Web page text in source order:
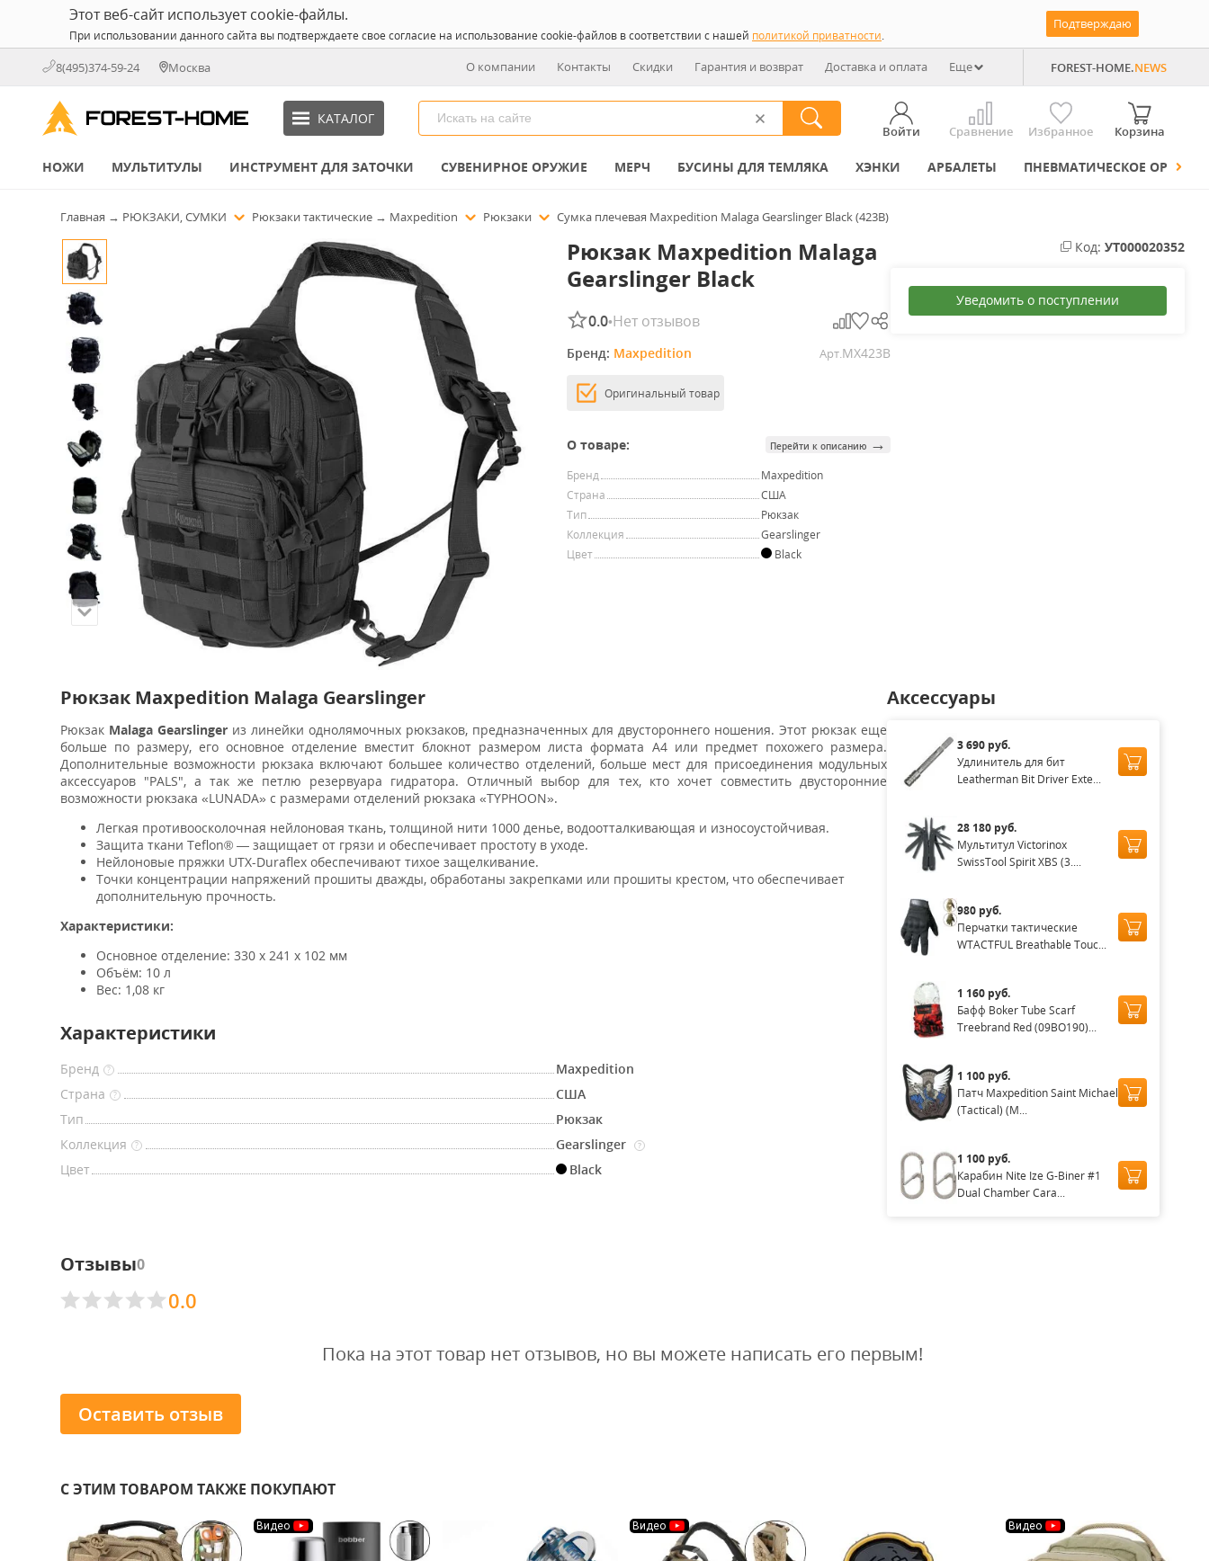
Этот веб-сайт использует cookie-файлы.
При использовании данного сайта вы подтверждаете свое согласие на использование cookie-файлов в соответствии с нашей политикой приватности.
Подтверждаю
8(495)374-59-24 Москва О компании Контакты Скидки Гарантия и возврат Доставка и оплата Еще FOREST-HOME.NEWS
КАТАЛОГ
Войти Сравнение Избранное Корзина
НОЖИ МУЛЬТИТУЛЫ ИНСТРУМЕНТ ДЛЯ ЗАТОЧКИ СУВЕНИРНОЕ ОРУЖИЕ МЕРЧ БУСИНЫ ДЛЯ ТЕМЛЯКА ХЭНКИ АРБАЛЕТЫ ПНЕВМАТИЧЕСКОЕ ОРУЖИЕ
Главная → РЮКЗАКИ, СУМКИ Рюкзаки тактические → Maxpedition Рюкзаки Сумка плечевая Maxpedition Malaga Gearslinger Black (423B)
Рюкзак Maxpedition Malaga
Gearslinger Black
0.0•Нет отзывов
Бренд: Maxpedition Арт.MX423B
Оригинальный товар
О товаре: Перейти к описанию →
Бренд
Maxpedition
Страна
США
Тип
Рюкзак
Коллекция
Gearslinger
Цвет
Black
Код: УТ000020352
Уведомить о поступлении
Рюкзак Maxpedition Malaga Gearslinger
Рюкзак Malaga Gearslingerиз линейки однолямочных рюкзаков, предназначенных для двустороннего ношения. Этот рюкзак еще
больше по размеру, его основное отделение вместит блокнот размером листа формата А4 или предмет похожего размера.
Дополнительные возможности рюкзака включают большее количество отделений, больше мест для присоединения модульных
аксессуаров "PALS", а так же петлю резервуара гидратора. Отличный выбор для тех, кто хочет совместить двусторонние
возможности рюкзака «LUNADA» с размерами отделений рюкзака «TYPHOON».
Легкая противоосколочная нейлоновая ткань, толщиной нити 1000 денье, водоотталкивающая и износоустойчивая.
Защита ткани Teflon® — защищает от грязи и обеспечивает простоту в уходе.
Нейлоновые пряжки UTX-Duraflex обеспечивают тихое защелкивание.
Точки концентрации напряжений прошиты дважды, обработаны закрепками или прошиты крестом, что обеспечивает
дополнительную прочность.
Характеристики:
Основное отделение: 330 x 241 x 102 мм
Объём: 10 л
Вес: 1,08 кг
Характеристики
Бренд ?
Maxpedition
Страна
?
США
Тип
Рюкзак
Коллекция
? Gearslinger ?
Цвет Black
Аксессуары
3 690 руб.
Удлинитель для бит
Leatherman Bit Driver Exte...
28 180 руб.
Мультитул Victorinox
SwissTool Spirit XBS (3....
980 руб.
Перчатки тактические
WTACTFUL Breathable Touc...
1 160 руб.
Бафф Boker Tube Scarf
Treebrand Red (09BO190)...
1 100 руб.
Патч Maxpedition Saint Michael
(Tactical) (M...
1 100 руб.
Карабин Nite Ize G-Biner #1
Dual Chamber Cara...
Отзывы0
0.0
Пока на этот товар нет отзывов, но вы можете написать его первым!
Оставить отзыв
С ЭТИМ ТОВАРОМ ТАКЖЕ ПОКУПАЮТ
Видео Видео Видео